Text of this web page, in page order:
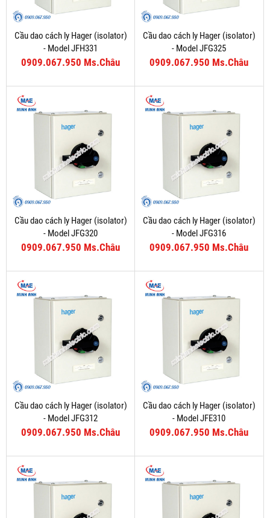
Cầu dao cách ly Hager (isolator)
- Model JFH331
0909.067.950 Ms.Châu
Cầu dao cách ly Hager (isolator)
- Model JFG325
0909.067.950 Ms.Châu
Cầu dao cách ly Hager (isolator)
- Model JFG320
0909.067.950 Ms.Châu
Cầu dao cách ly Hager (isolator)
- Model JFG316
0909.067.950 Ms.Châu
Cầu dao cách ly Hager (isolator)
- Model JFG312
0909.067.950 Ms.Châu
Cầu dao cách ly Hager (isolator)
- Model JFE310
0909.067.950 Ms.Châu